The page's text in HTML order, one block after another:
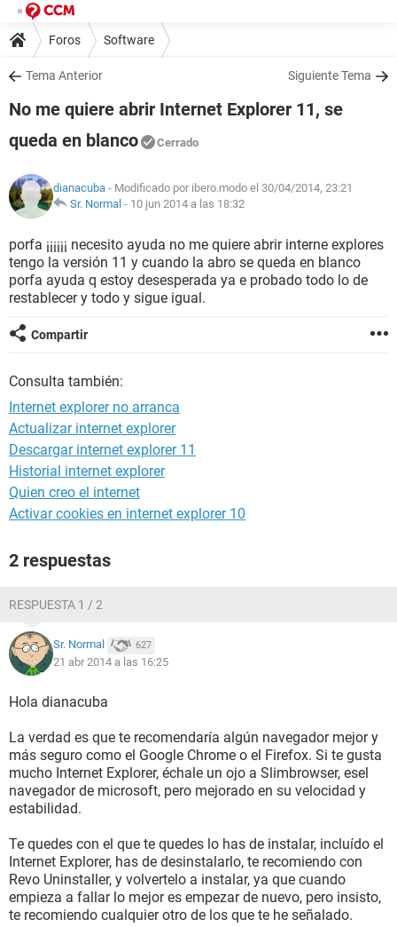
Foros Software
Tema Anterior Siguiente Tema
No me quiere abrir Internet Explorer 11, se
queda en blanco
Cerrado
dianacuba - Modificado por ibero.modo el 30/04/2014, 23:21
Sr. Normal - 10 jun 2014 a las 18:32
porfa ¡¡¡¡¡¡ necesito ayuda no me quiere abrir interne explores
tengo la versión 11 y cuando la abro se queda en blanco
porfa ayuda q estoy desesperada ya e probado todo lo de
restablecer y todo y sigue igual.
Compartir
Consulta también:
Internet explorer no arranca
Actualizar internet explorer
Descargar internet explorer 11
Historial internet explorer
Quien creo el internet
Activar cookies en internet explorer 10
2 respuestas
RESPUESTA 1 / 2
Sr. Normal 627
21 abr 2014 a las 16:25
Hola dianacuba
La verdad es que te recomendaría algún navegador mejor y
más seguro como el Google Chrome o el Firefox. Si te gusta
mucho Internet Explorer, échale un ojo a Slimbrowser, esel
navegador de microsoft, pero mejorado en su velocidad y
estabilidad.
Te quedes con el que te quedes lo has de instalar, incluído el
Internet Explorer, has de desinstalarlo, te recomiendo con
Revo Uninstaller, y volvertelo a instalar, ya que cuando
empieza a fallar lo mejor es empezar de nuevo, pero insisto,
te recomiendo cualquier otro de los que te he señalado.